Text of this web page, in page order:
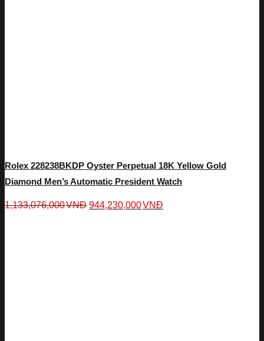
Rolex 228238BKDP Oyster Perpetual 18K Yellow Gold
Diamond Men’s Automatic President Watch
1,133,076,000VNĐ 944,230,000VNĐ